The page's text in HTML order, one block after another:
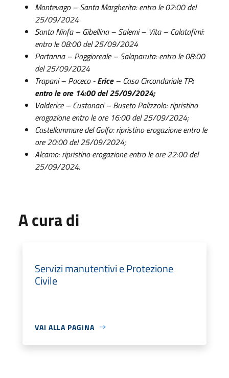
Montevago – Santa Margherita: entro le 02:00 del
25/09/2024
Santa Ninfa – Gibellina – Salemi – Vita – Calatafimi:
entro le 08:00 del 25/09/2024
Partanna – Poggioreale – Salaparuta: entro le 08:00
del 25/09/2024
Trapani – Paceco -Erice– Casa Circondariale TP:
entro le ore 14:00 del 25/09/2024;
Valderice – Custonaci – Buseto Palizzolo: ripristino
erogazione entro le ore 16:00 del 25/09/2024;
Castellammare del Golfo: ripristino erogazione entro le
ore 20:00 del 25/09/2024;
Alcamo: ripristino erogazione entro le ore 22:00 del
25/09/2024.
A cura di
Servizi manutentivi e Protezione
Civile
VAI ALLA PAGINA